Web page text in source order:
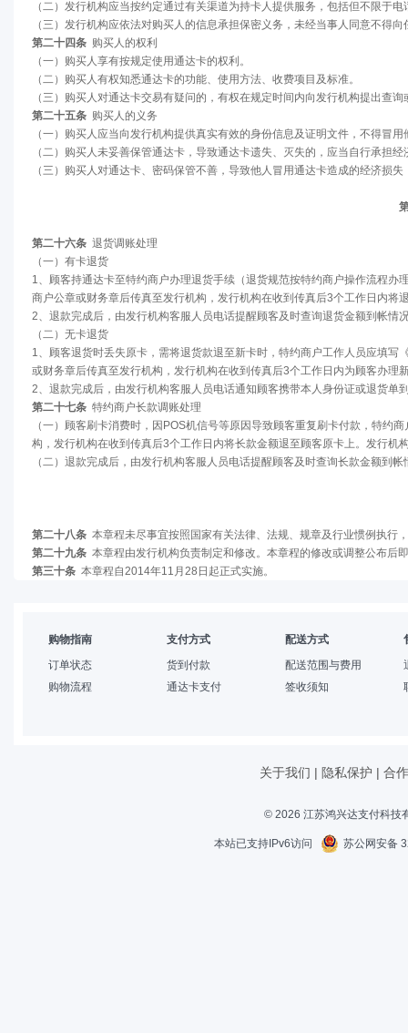
（二）发行机构应当按约定通过有关渠道为持卡人提供服务，包括但不限于电
（三）发行机构应依法对购买人的信息承担保密义务，未经当事人同意不得
第二十四条 购买人的权利
（一）购买人享有按规定使用通达卡的权利。
（二）购买人有权知悉通达卡的功能、使用方法、收费项目及标准。
（三）购买人对通达卡交易有疑问的，有权在规定时间内向发行机构提出查询
第二十五条 购买人的义务
（一）购买人应当向发行机构提供真实有效的身份信息及证明文件，不得冒
（二）购买人未妥善保管通达卡，导致通达卡遗失、灭失的，应当自行承担经
（三）购买人对通达卡、密码保管不善，导致他人冒用通达卡造成的经济损
第二十六条 退货调账处理
（一）有卡退货
1、顾客持通达卡至特约商户办理退货手续（退货规范按特约商户操作流程
商户公章或财务章后传真至发行机构，发行机构在收到传真后3个工作日内
2、退款完成后，由发行机构客服人员电话提醒顾客及时查询退货金额到帐
（二）无卡退货
1、顾客退货时丢失原卡，需将退货款退至新卡时，特约商户工作人员应填
或财务章后传真至发行机构，发行机构在收到传真后3个工作日内为顾客办
2、退款完成后，由发行机构客服人员电话通知顾客携带本人身份证或退货单
第二十七条 特约商户长款调账处理
（一）顾客刷卡消费时，因POS机信号等原因导致顾客重复刷卡付款，特约
构，发行机构在收到传真后3个工作日内将长款金额退至顾客原卡上。发行机
（二）退款完成后，由发行机构客服人员电话提醒顾客及时查询长款金额到
第二十八条 本章程未尽事宜按照国家有关法律、法规、规章及行业惯例执行
第二十九条 本章程由发行机构负责制定和修改。本章程的修改或调整公布后
第三十条 本章程自2014年11月28日起正式实施。
购物指南
订单状态
购物流程
支付方式
货到付款
通达卡支付
配送方式
配送范围与费用
签收须知
关于我们 | 隐私保护 | 合
© 2026 江苏鸿兴达支付科技
本站已支持IPv6访问 苏公网安备